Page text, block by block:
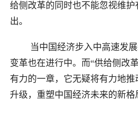
给侧改革的同时也不能忽视维护
出。
当中国经济步入中高速发展
变革也在进行中。而“供给侧改
有力的一章，它无疑将有力地
升级，重塑中国经济未来的新格